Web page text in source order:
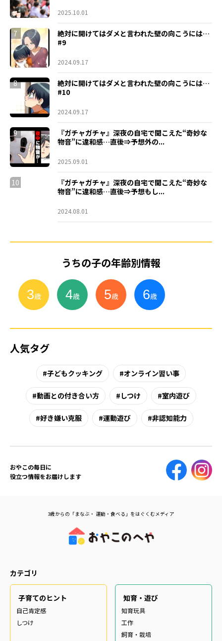
2025.10.01
7
絶対に開けてはダメと言われた壁の向こうには…
#9
2024.09.17
8
絶対に開けてはダメと言われた壁の向こうには…
#10
2024.09.17
9
『ガチャガチャ』深夜の自宅で聞こえた“奇妙な
物音”に違和感…直後⇒予想外の...
2025.09.01
10
『ガチャガチャ』深夜の自宅で聞こえた“奇妙な
物音”に違和感…直後⇒予想もし...
2024.08.01
うちの子の年齢別情報
3歳 4歳 5歳 6歳
人気タグ
子どもクッキング オンライン習い事
動画との付き合い方 しつけ 室内遊び
好き嫌い克服 運動遊び 非認知能力
おやこの毎日に
役立つ情報をお届けします
3歳からの「まなぶ・ 運動・食べる」をはぐくむメディア
カテゴリ
子育てのヒント
自己肯定感
しつけ
知育・遊び
知育玩具
工作
飼育・栽培